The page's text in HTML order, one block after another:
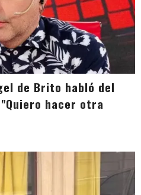
de Brito habló del
hacer otra